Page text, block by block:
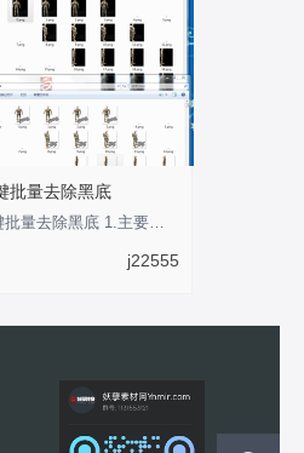
批量去除黑底
素材一键批量去除黑底 1.主要用于将传奇类纯黑色背景素材转换为透明背景的PNG格式素材
j22555